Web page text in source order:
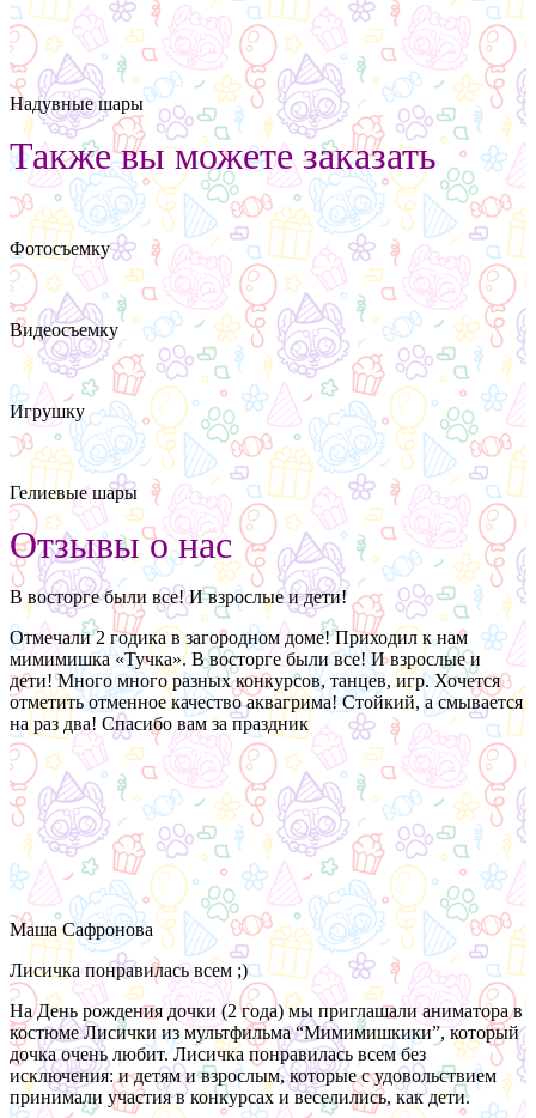
Надувные шары
Также вы можете заказать
Фотосъемку
Видеосъемку
Игрушку
Гелиевые шары
Отзывы о нас
В восторге были все! И взрослые и дети!
Отмечали 2 годика в загородном доме! Приходил к нам
мимимишка «Тучка». В восторге были все! И взрослые и
дети! Много много разных конкурсов, танцев, игр. Хочется
отметить отменное качество аквагрима! Стойкий, а смывается
на раз два! Спасибо вам за праздник
Маша Сафронова
Лисичка понравилась всем ;)
На День рождения дочки (2 года) мы приглашали аниматора в
костюме Лисички из мультфильма “Мимимишкики”, который
дочка очень любит. Лисичка понравилась всем без
исключения: и детям и взрослым, которые с удовольствием
принимали участия в конкурсах и веселились, как дети.